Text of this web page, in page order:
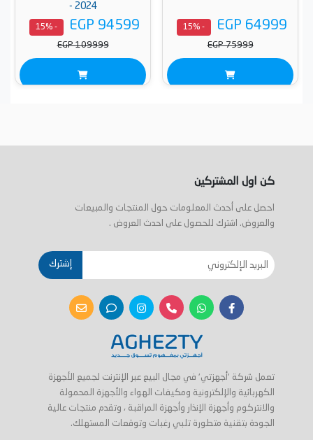
EGP 64999
- 15%
EGP 75999
- 2024
EGP 94599
- 15%
EGP 109999
كن اول المشتركين
احصل على أحدث المعلومات حول المنتجات والمبيعات
والعروض. اشترك للحصول على احدث العروض .
إشترك
تعمل شركة 'أجهزتي' في مجال البيع عبر الإنترنت لجميع الأجهزة
الكهربائية والإلكترونية ومكيفات الهواء والأجهزة المحمولة
والانتركوم وأجهزة الإنذار وأجهزة المراقبة ، وتقدم منتجات عالية
الجودة بتقنية متطورة تلبي رغبات وتوقعات المستهلك.